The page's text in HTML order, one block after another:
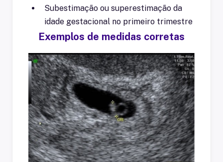
Subestimação ou superestimação da
idade gestacional no primeiro trimestre
Exemplos de medidas corretas